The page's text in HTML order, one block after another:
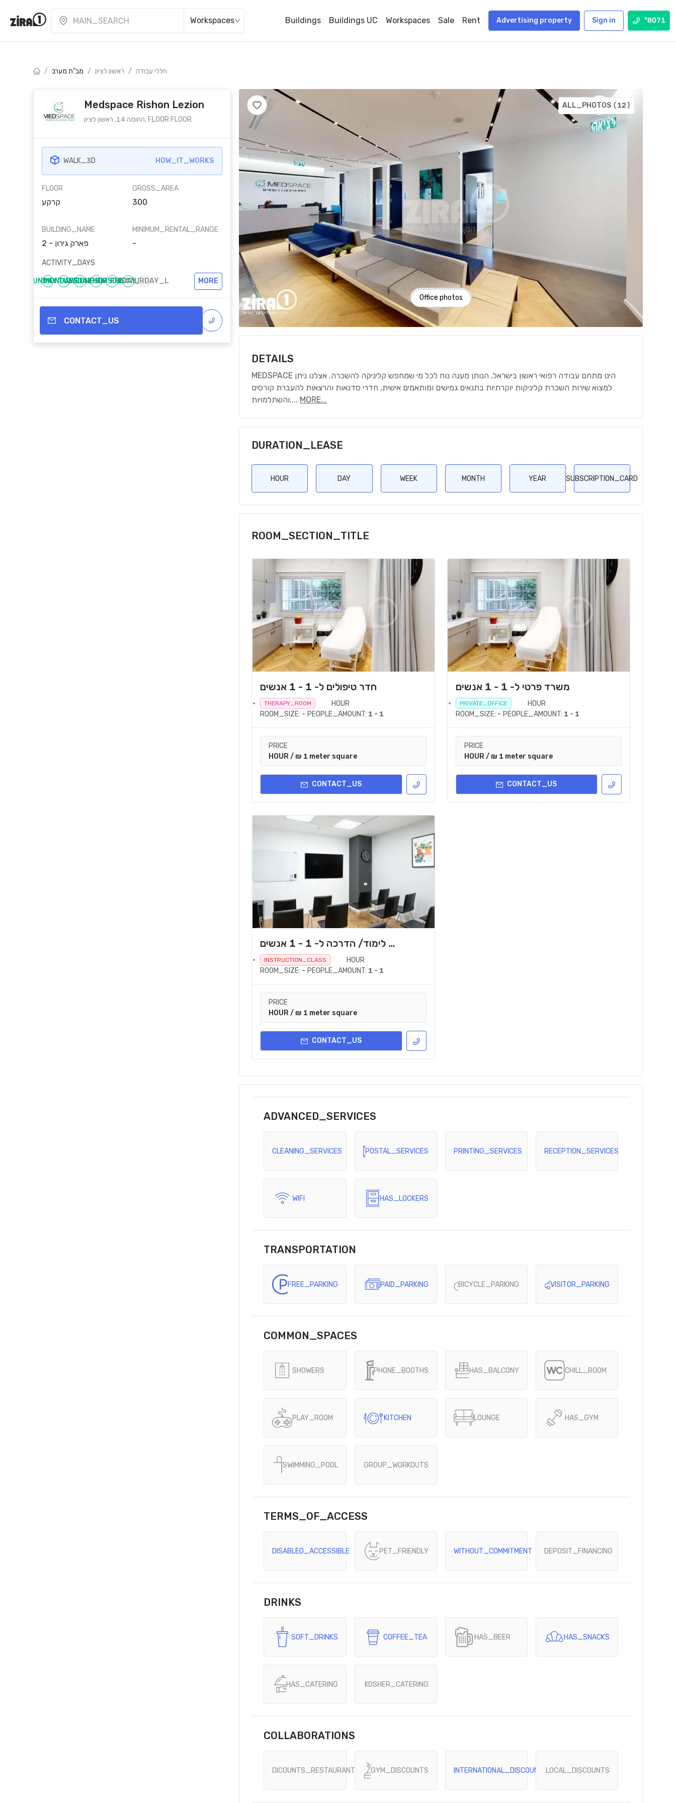
*8071
Sign in
Advertising property
Rent
Sale
Workspaces
Buildings UC
Buildings
Workspaces
/ חללי עבודה / ראשון לציון / מב"ת מערב
Medspace Rishon Lezion
החומה 14, ראשון לציון, FLOOR FLOOR
WALK_3D HOW_IT_WORKS
FLOOR
קרקע
BUILDING_NAME
פארק גירון - 2
GROSS_AREA
300
MINIMUM_RENTAL_RANGE
-
ACTIVITY_DAYS
SUNDAY_L
MONDAY_L
TUESDAY_L
WEDNESDAY_L
THURSDAY_L
FRIDAY_L
SATURDAY_L MORE
CONTACT_US
Office photos
ALL_PHOTOS (12)
DETAILS
MEDSPACE הינו מתחם עבודה רפואי ראשון בישראל, הנותן מענה נוח לכל מי שמחפש קליניקה להשכרה. אצלנו ניתן
למצוא שירות השכרת קליניקות יוקרתיות בתנאים גמישים ומותאמים אישית, חדרי סדנאות והרצאות להעברת קורסים
והשתלמויות.... MORE...
DURATION_LEASE
HOUR DAY WEEK MONTH YEAR SUBSCRIPTION_CARD
ROOM_SECTION_TITLE
חדר טיפולים ל- 1 - 1 אנשים
THERAPY_ROOM
HOUR
PEOPLE_AMOUNT: 1 - 1
ROOM_SIZE: -
PRICE
HOUR / ₪ 1 meter square
CONTACT_US
משרד פרטי ל- 1 - 1 אנשים
PRIVATE_OFFICE
HOUR
PEOPLE_AMOUNT: 1 - 1
ROOM_SIZE: -
PRICE
HOUR / ₪ 1 meter square
CONTACT_US
כיתת לימוד/ הדרכה ל- 1 - 1 אנשים
INSTRUCTION_CLASS
HOUR
PEOPLE_AMOUNT: 1 - 1
ROOM_SIZE: -
PRICE
HOUR / ₪ 1 meter square
CONTACT_US
ADVANCED_SERVICES
CLEANING_SERVICES POSTAL_SERVICES PRINTING_SERVICES RECEPTION_SERVICES
WIFI HAS_LOCKERS
TRANSPORTATION
FREE_PARKING PAID_PARKING BICYCLE_PARKING VISITOR_PARKING
COMMON_SPACES
SHOWERS PHONE_BOOTHS HAS_BALCONY CHILL_ROOM
PLAY_ROOM KITCHEN LOUNGE HAS_GYM
SWIMMING_POOL GROUP_WORKOUTS
TERMS_OF_ACCESS
DISABLED_ACCESSIBLE PET_FRIENDLY WITHOUT_COMMITMENT DEPOSIT_FINANCING
DRINKS
SOFT_DRINKS COFFEE_TEA HAS_BEER HAS_SNACKS
HAS_CATERING KOSHER_CATERING
COLLABORATIONS
DICOUNTS_RESTAURANTS GYM_DISCOUNTS INTERNATIONAL_DISCOUNTSLOCAL_DISCOUNTS